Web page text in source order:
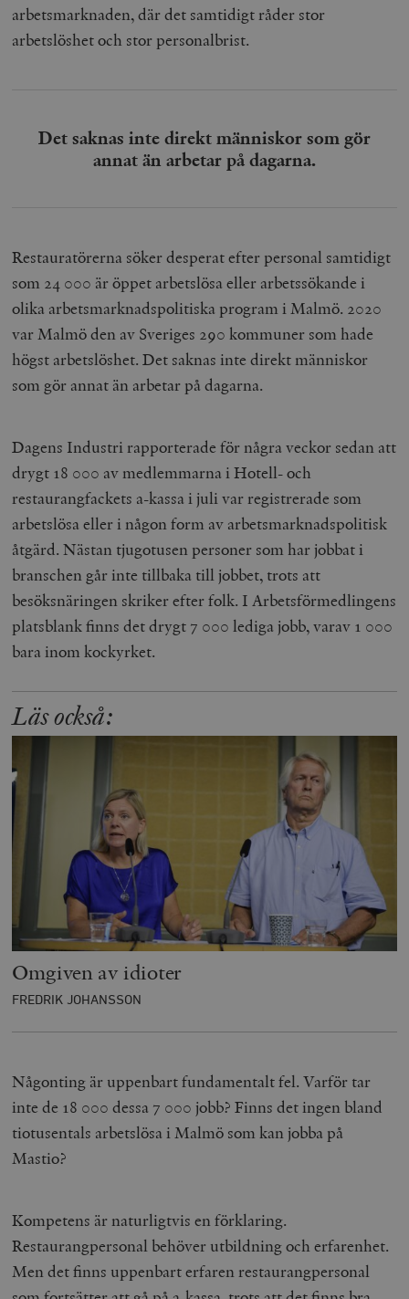
arbetsmarknaden, där det samtidigt råder stor
arbetslöshet och stor personalbrist.
Det saknas inte direkt människor som gör
annat än arbetar på dagarna.
Restauratörerna söker desperat efter personal samtidigt
som 24 000 är öppet arbetslösa eller arbetssökande i
olika arbetsmarknadspolitiska program i Malmö. 2020
var Malmö den av Sveriges 290 kommuner som hade
högst arbetslöshet. Det saknas inte direkt människor
som gör annat än arbetar på dagarna.
Dagens Industri rapporterade för några veckor sedan att
drygt 18 000 av medlemmarna i Hotell- och
restaurangfackets a-kassa i juli var registrerade som
arbetslösa eller i någon form av arbetsmarknadspolitisk
åtgärd. Nästan tjugotusen personer som har jobbat i
branschen går inte tillbaka till jobbet, trots att
besöksnäringen skriker efter folk. I Arbetsförmedlingens
platsblank finns det drygt 7 000 lediga jobb, varav 1 000
bara inom kockyrket.
Läs också:
Omgiven av idioter
FREDRIK JOHANSSON
Någonting är uppenbart fundamentalt fel. Varför tar
inte de 18 000 dessa 7 000 jobb? Finns det ingen bland
tiotusentals arbetslösa i Malmö som kan jobba på
Mastio?
Kompetens är naturligtvis en förklaring.
Restaurangpersonal behöver utbildning och erfarenhet.
Men det finns uppenbart erfaren restaurangpersonal